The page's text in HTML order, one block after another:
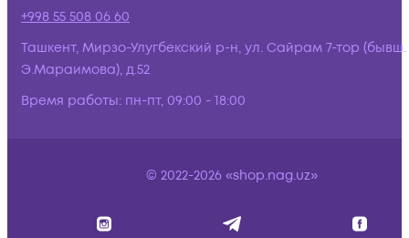
+998 55 508 06 60
Ташкент, Мирзо-Улугбекский р-н, ул. Сайрам 7-тор (бывш.
Э.Мараимова), д.52
Время работы: пн-пт, 09:00 - 18:00
© 2022-2026 «shop.nag.uz»